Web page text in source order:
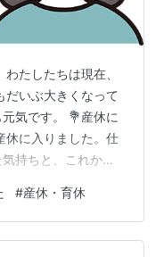
たしたちは現在、
いぶ大きくなって
気です。 💐産休に
休に入りました。仕
持ちと、これから
るほうがやる”スタ
上にサポートして
ちゃんを迎える準備
#産休・育休